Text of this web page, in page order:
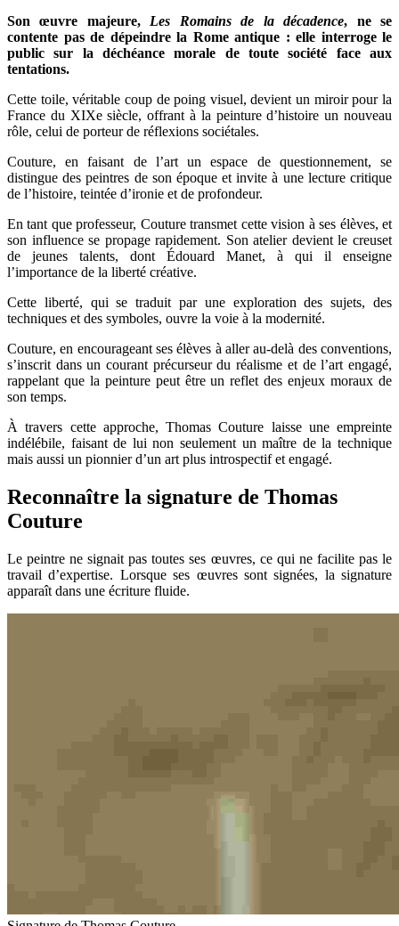
Son œuvre majeure, Les Romains de la décadence, ne se
contente pas de dépeindre la Rome antique : elle interroge le
public sur la déchéance morale de toute société face aux
tentations.
Cette toile, véritable coup de poing visuel, devient un miroir pour la
France du XIXe siècle, offrant à la peinture d’histoire un nouveau
rôle, celui de porteur de réflexions sociétales.
Couture, en faisant de l’art un espace de questionnement, se
distingue des peintres de son époque et invite à une lecture critique
de l’histoire, teintée d’ironie et de profondeur.
En tant que professeur, Couture transmet cette vision à ses élèves, et
son influence se propage rapidement. Son atelier devient le creuset
de jeunes talents, dont Édouard Manet, à qui il enseigne
l’importance de la liberté créative.
Cette liberté, qui se traduit par une exploration des sujets, des
techniques et des symboles, ouvre la voie à la modernité.
Couture, en encourageant ses élèves à aller au-delà des conventions,
s’inscrit dans un courant précurseur du réalisme et de l’art engagé,
rappelant que la peinture peut être un reflet des enjeux moraux de
son temps.
À travers cette approche, Thomas Couture laisse une empreinte
indélébile, faisant de lui non seulement un maître de la technique
mais aussi un pionnier d’un art plus introspectif et engagé.
Reconnaître la signature de Thomas
Couture
Le peintre ne signait pas toutes ses œuvres, ce qui ne facilite pas le
travail d’expertise. Lorsque ses œuvres sont signées, la signature
apparaît dans une écriture fluide.